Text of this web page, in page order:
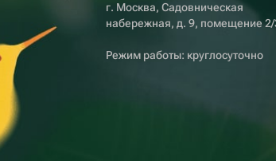
г. Москва, Садовническая
набережная, д. 9, помещение
Режим работы: круглосуточно